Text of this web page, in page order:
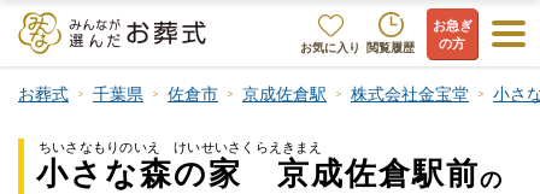
お気に入り 閲覧履歴
お急ぎ
の方
お葬式 千葉県 佐倉市 京成佐倉駅 株式会社金宝堂 小さ
ちいさなもりのいえ けいせいさくらえきまえ
小さな森の家 京成佐倉駅前の